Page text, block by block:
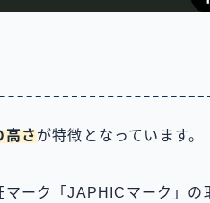
高さ が特徴となっています。
マーク「JAPHICマーク」の